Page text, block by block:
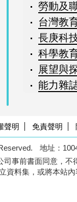
勞動及
台灣教
長庚科
科學教
展望與
能力雜
聲明 免責聲明
地址：
司事前書面同意，
資料集，或將本站